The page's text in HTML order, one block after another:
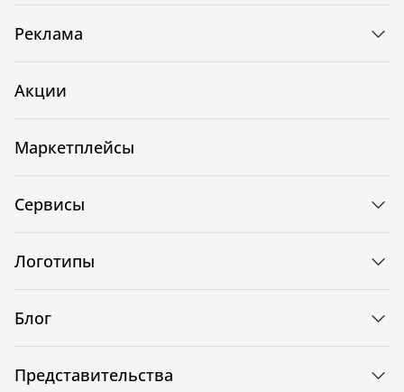
Реклама
Акции
Маркетплейсы
Сервисы
Логотипы
Блог
Представительства